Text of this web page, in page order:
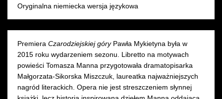
Oryginalna niemiecka wersja językowa
Premiera Czarodziejskiej góryPawła Mykietyna była w
2015 roku wydarzeniem sezonu. Libretto na motywach
powieści Tomasza Manna przygotowała dramatopisarka
Małgorzata-Sikorska Miszczuk, laureatka najważniejszych
nagród literackich. Opera nie jest streszczeniem słynnej